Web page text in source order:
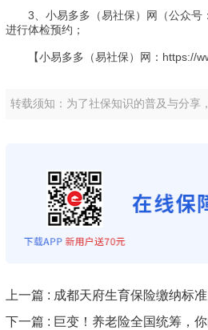
3、小易多多（易社保）网（公众号
进行体检预约；
【小易多多（易社保）网：https://
转载须知：为了社保知识的普及与分享
上一篇 : 成都天府生育保险缴纳标
下一篇 : 巨变！养老险全国统筹，